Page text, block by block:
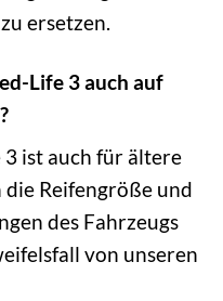
ersetzen.
Life 3 auch auf
3 ist auch für ältere
die Reifengröße und
des Fahrzeugs
von unseren